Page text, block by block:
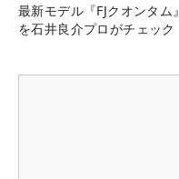
最新モデル『FJクオンタム』
を石井良介プロがチェック